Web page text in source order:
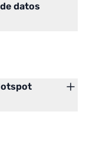
datos